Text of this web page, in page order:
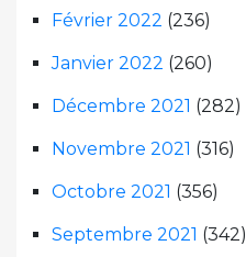
Février 2022 (236)
Janvier 2022 (260)
Décembre 2021 (282)
Novembre 2021 (316)
Octobre 2021 (356)
Septembre 2021 (342)